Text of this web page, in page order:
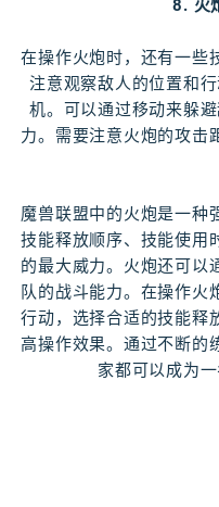
8. 火
在操作火炮时，还有一些
注意观察敌人的位置和
机。可以通过移动来躲
力。需要注意火炮的攻击
魔兽联盟中的火炮是一种
技能释放顺序、技能使用
的最大威力。火炮还可以
队的战斗能力。在操作火
行动，选择合适的技能释
高操作效果。通过不断的
家都可以成为